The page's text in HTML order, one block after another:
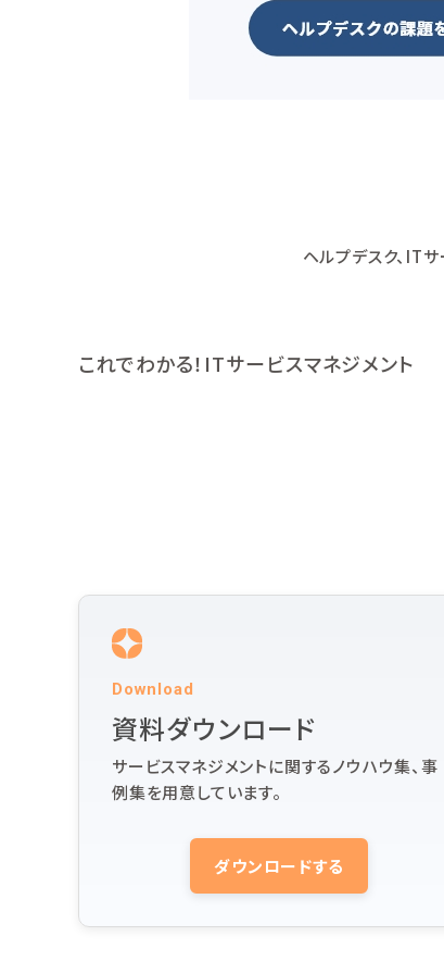
ヘルプデスク、IT
これでわかる！ITサービスマネジメント
Download
資料ダウンロード
サービスマネジメントに関するノウハウ集、事
例集を用意しています。
ダウンロードする